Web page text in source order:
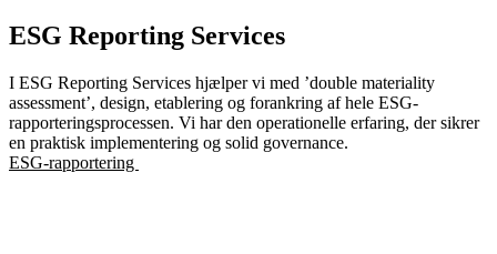
ESG Reporting Services
I ESG Reporting Services hjælper vi med ’double materiality
assessment’, design, etablering og forankring af hele ESG-
rapporteringsprocessen. Vi har den operationelle erfaring, der sikrer
en praktisk implementering og solid governance.
ESG-rapportering